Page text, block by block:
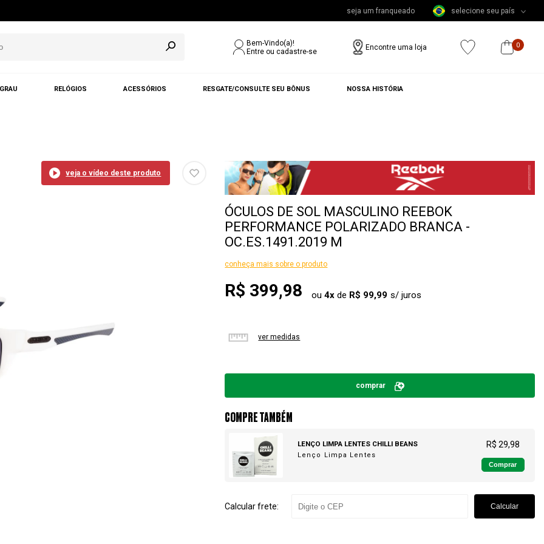
seja um franqueado selecione seu país
Bem-Vindo(a)!
Entre ou cadastre-se
Encontre uma loja 0
RELÓGIOS ACESSÓRIOS RESGATE/CONSULTE SEU BÔNUS NOSSA HISTÓRIA
veja o vídeo deste produto
ÓCULOS DE SOL MASCULINO REEBOK
PERFORMANCE POLARIZADO BRANCA -
OC.ES.1491.2019 M
conheça mais sobre o produto
R$ 399,98 ou4x de R$ 99,99
ver medidas
comprar
COMPRE TAMBÉM
LENÇO LIMPA LENTES CHILLI BEANS
Lenço Limpa Lentes
R$ 29,98
Comprar
Calcular frete: Calcular